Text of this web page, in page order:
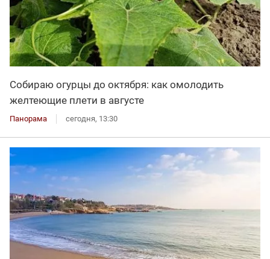
Собираю огурцы до октября: как омолодить
желтеющие плети в августе
Панорама сегодня, 13:30